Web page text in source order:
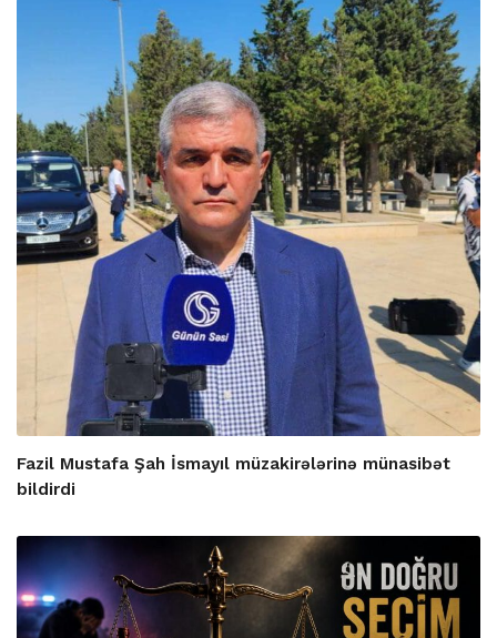
Fazil Mustafa Şah İsmayıl müzakirələrinə münasibət
bildirdi